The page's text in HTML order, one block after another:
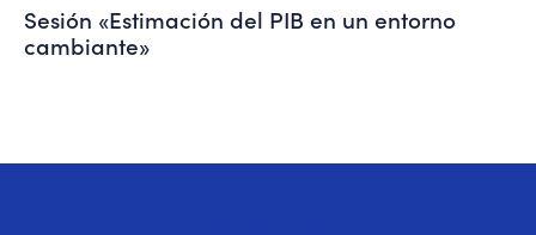
Sesión «Estimación del PIB en un entorno
cambiante»